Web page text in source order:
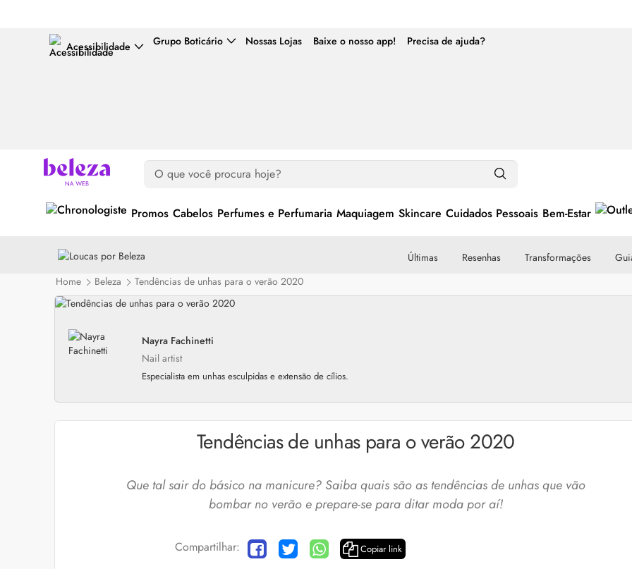
Acessibilidade Grupo Boticário Nossas Lojas Baixe o nosso app! Precisa de ajuda?
Promos Cabelos Perfumes e Perfumaria Maquiagem Skincare Cuidados Pessoais Bem-Estar
Últimas Resenhas Transformações
Home
Beleza Tendências de unhas para o verão 2020
Nayra Fachinetti
Nail artist
Especialista em unhas esculpidas e extensão de cílios.
Tendências de unhas para o verão 2020
Que tal sair do básico na manicure? Saiba quais são as tendências de unhas que vão
bombar no verão e prepare-se para ditar moda por aí!
Compartilhar: Copiar link